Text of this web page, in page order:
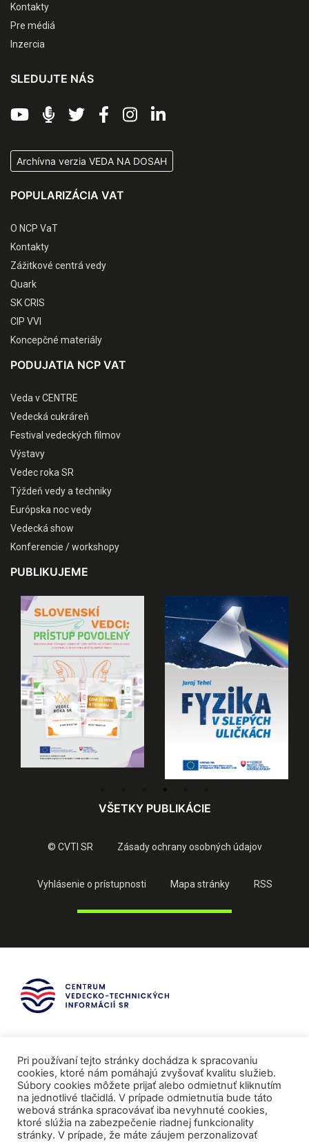
Kontakty
Pre médiá
Inzercia
SLEDUJTE NÁS
Archívna verzia VEDA NA DOSAH
POPULARIZÁCIA VAT
O NCP VaT
Kontakty
Zážitkové centrá vedy
Quark
SK CRIS
CIP VVI
Koncepčné materiály
PODUJATIA NCP VAT
Veda v CENTRE
Vedecká cukráreň
Festival vedeckých filmov
Výstavy
Vedec roka SR
Týždeň vedy a techniky
Európska noc vedy
Vedecká show
Konferencie / workshopy
PUBLIKUJEME
VŠETKY PUBLIKÁCIE
© CVTI SR Zásady ochrany osobných údajov
Vyhlásenie o prístupnosti Mapa stránky RSS
Pri používaní tejto stránky dochádza k spracovaniu
cookies, ktoré nám pomáhajú zvyšovať kvalitu služieb.
Súbory cookies môžete prijať alebo odmietnuť kliknutím
na jednotlivé tlačidlá. V prípade odmietnutia bude táto
webová stránka spracovávať iba nevyhnuté cookies,
ktoré slúžia na zabezpečenie riadnej funkcionality
stránky. V prípade, že máte záujem perzonalizovať